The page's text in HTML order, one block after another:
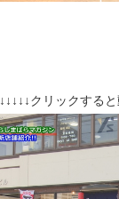
↓↓↓↓↓クリックする